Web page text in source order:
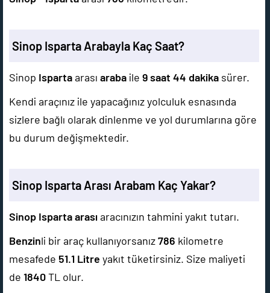
Sinop Isparta Arabayla Kaç Saat?
Sinop Ispartaarası araba ile 9 saat 44 dakika sürer.
Kendi araçınız ile yapacağınız yolculuk esnasında
sizlere bağlı olarak dinlenme ve yol durumlarına göre
bu durum değişmektedir.
Sinop Isparta Arası Arabam Kaç Yakar?
Sinop Isparta arasıaracınızın tahmini yakıt tutarı.
Benzinli bir araç kullanıyorsanız786 kilometre
mesafede 51.1 Litre yakıt tüketirsiniz. Size maliyeti
de 1840TL olur.